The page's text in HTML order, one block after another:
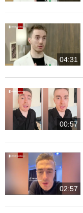
04:31
00:57
02:57